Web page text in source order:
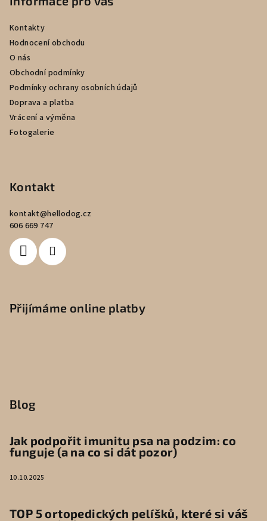
Kontakty
Hodnocení obchodu
O nás
Obchodní podmínky
Podmínky ochrany osobních údajů
Doprava a platba
Vrácení a výměna
Fotogalerie
Kontakt
kontakt@hellodog.cz
606 669 747
Přijímáme online platby
Blog
Jak podpořit imunitu psa na podzim: co
funguje (a na co si dát pozor)
10.10.2025
TOP 5 ortopedických pelíšků, které si váš